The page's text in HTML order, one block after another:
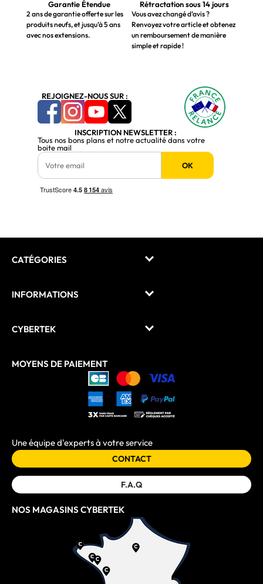
Garantie Étendue
2 ans de garantie offerte sur les
produits neufs, et jusqu’à 5 ans
avec nos extensions.
Rétractation sous 14 jours
Vous avez changé d’avis ?
Renvoyez votre article et obtenez
un remboursement de manière
simple et rapide !
REJOIGNEZ-NOUS SUR :
INSCRIPTION NEWSLETTER :
Tous nos bons plans et notre actualité dans votre
boite mail
OK
CATÉGORIES
INFORMATIONS
CYBERTEK
MOYENS DE PAIEMENT
Une équipe d'experts à votre service
CONTACT
F.A.Q
NOS MAGASINS CYBERTEK